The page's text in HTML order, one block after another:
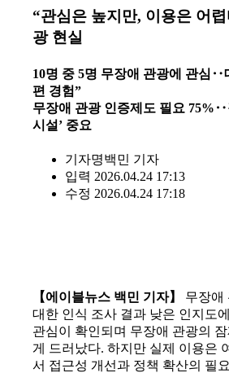
“관심은 높지만, 이용은 어
광 현실
10명 중 5명 무장애 관광에 관심‥
편 경험”
무장애 관광 인증제도 필요 75%‥
시설’ 중요
기자명백민 기자
입력 2026.04.24 17:13
수정 2026.04.24 17:18
【에이블뉴스 백민 기자】
무장애
대한 인식 조사 결과 낮은 인지도
관심이 확인되며 무장애 관광의
게 드러났다. 하지만 실제 이용은
서 접근성 개선과 정책 확산의 필